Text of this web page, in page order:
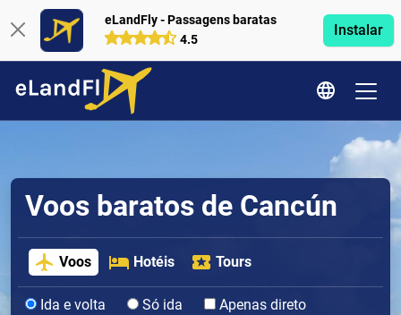
eLandFly - Passagens baratas
4.5
Instalar
Voos baratos de Cancún
Voos Hotéis Tours
Ida e volta Só ida
Apenas direto